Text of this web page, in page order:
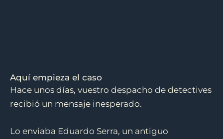
Aquí empieza el caso
Hace unos días, vuestro despacho de detectives
recibió un mensaje inesperado.
Lo enviaba Eduardo Serra, un antiguo